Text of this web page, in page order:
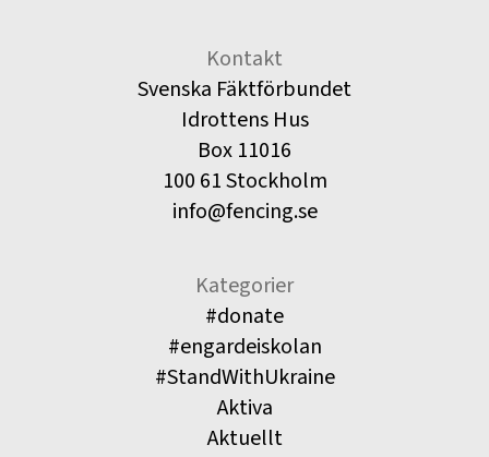
Kontakt
Svenska Fäktförbundet
Idrottens Hus
Box 11016
100 61 Stockholm
info@fencing.se
Kategorier
#donate
#engardeiskolan
#StandWithUkraine
Aktiva
Aktuellt